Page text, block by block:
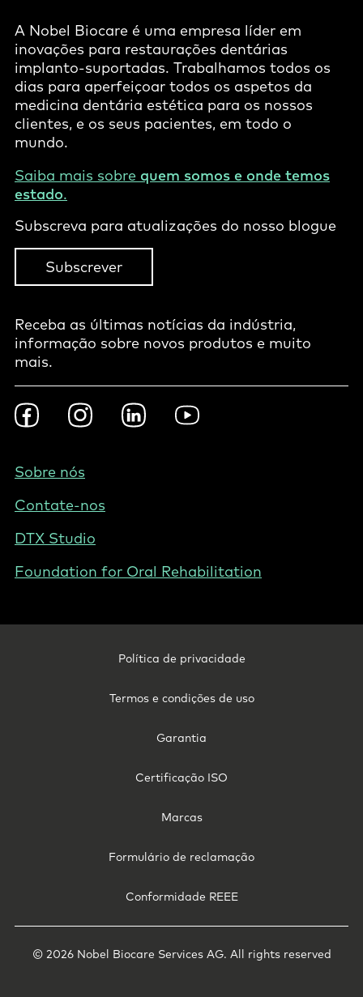
A Nobel Biocare é uma empresa líder em
inovações para restaurações dentárias
implanto-suportadas. Trabalhamos todos os
dias para aperfeiçoar todos os aspetos da
medicina dentária estética para os nossos
clientes, e os seus pacientes, em todo o
mundo.
Saiba mais sobre quem somos e onde temos
estado.
Subscreva para atualizações do nosso blogue
Subscrever
Receba as últimas notícias da indústria,
informação sobre novos produtos e muito
mais.
Footer
Social
Brazillia
FacebookInstagramLinkedInYoutube
Footer
Brazillia
Sobre nós
Contate-nos
DTX Studio
Foundation for Oral Rehabilitation
Política de privacidade
Termos e condições de uso
Garantia
Certificação ISO
Marcas
Formulário de reclamação
Conformidade REEE
© 2026 Nobel Biocare Services AG. All rights reserved